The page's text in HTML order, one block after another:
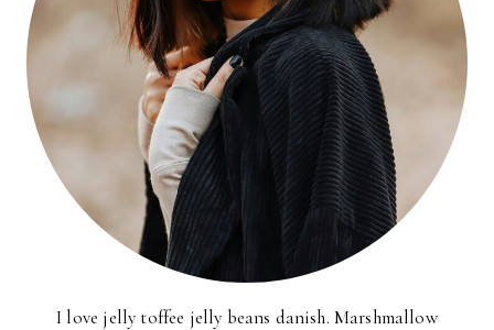
I love jelly toffee jelly beans danish. Marshmallow